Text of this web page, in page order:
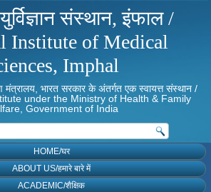
संस्थान, इंफाल /
Institute of Medical
Imphal
मंत्रालय, भारत सरकार के अंतर्गत एक स्वायत्त संस्थान /
under the Ministry of Health & Family
Government of India
HOME/घर
ABOUT US/हमारे बारे में
ACADEMIC/शैक्षिक